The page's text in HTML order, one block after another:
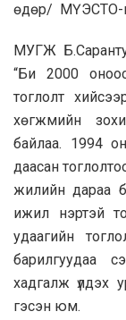
өдөр/ МҮЭСТО-
МУГЖ
“Би 2000
тоглолт
хөгжмийн
байлаа. 1994
даасан
жилийн дараа
ижил нэртэй
удаагийн
барилгуудаа
хадгалж үлдэх
гэсэн юм.